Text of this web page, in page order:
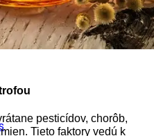
pesticídov, chorôb,
Tieto faktory vedú k